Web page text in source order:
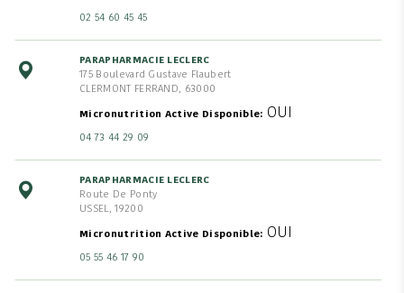
02 54 60 45 45
PARAPHARMACIE LECLERC
175 Boulevard Gustave Flaubert
CLERMONT FERRAND, 63000
Micronutrition Active Disponible OUI
04 73 44 29 09
PARAPHARMACIE LECLERC
Route De Ponty
USSEL, 19200
Micronutrition Active Disponible OUI
05 55 46 17 90